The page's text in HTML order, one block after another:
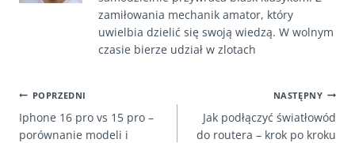
zamiłowania mechanik amator, który
uwielbia dzielić się swoją wiedzą. W wolnym
czasie bierze udział w zlotach
NAWIGACJA
WPISU
POPRZEDNI
Iphone 16 pro vs 15 pro –
porównanie modeli i
NASTĘPNY
Jak podłączyć światłowód
do routera – krok po kroku